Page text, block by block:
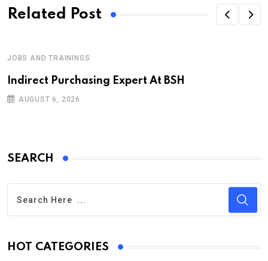
Related Post
JOBS AND TRAININGS
Indirect Purchasing Expert At BSH
AUGUST 6, 2026
SEARCH
HOT CATEGORIES